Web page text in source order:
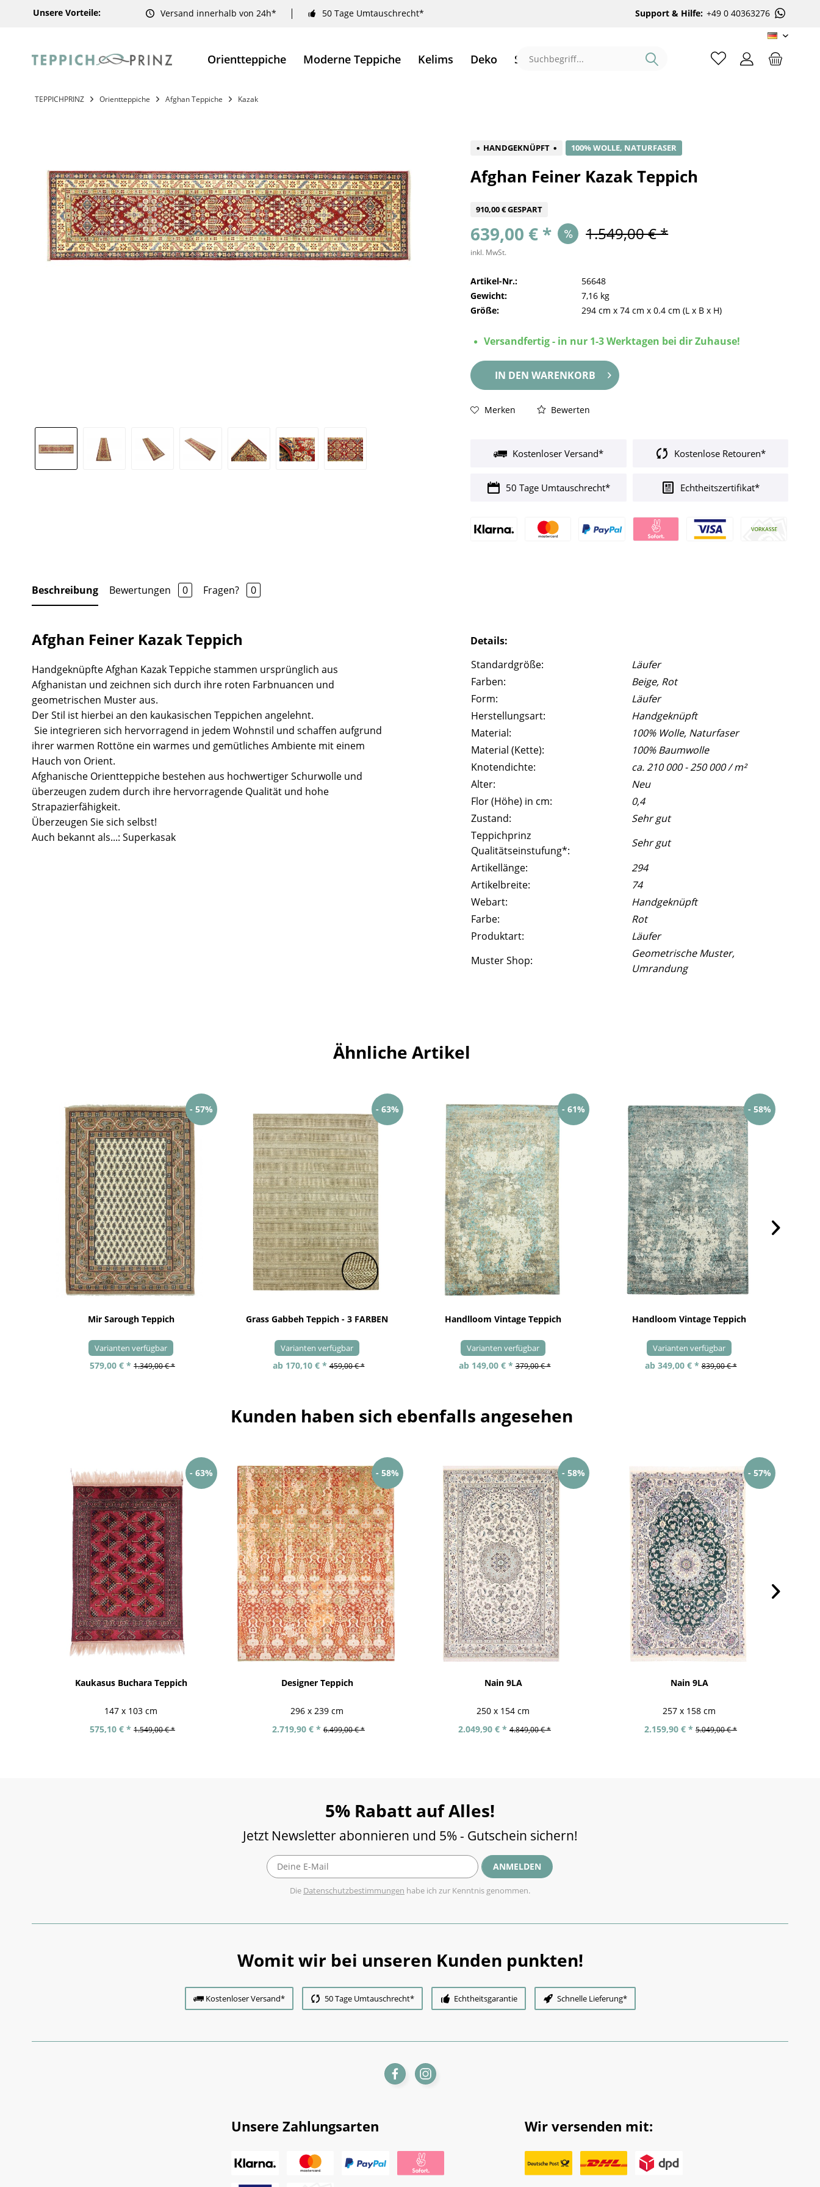
Unsere Vorteile: Versand innerhalb von 24h* 50 Tage Umtauschrecht* Support & Hilfe: +49 0 40363276
DE
Orientteppiche Moderne Teppiche Kelims Deko Sale %
TEPPICHPRINZ Orientteppiche Afghan Teppiche Kazak
HANDGEKNÜPFT 100% WOLLE, NATURFASER
Afghan Feiner Kazak Teppich
910,00 € GESPART
639,00 € * 1.549,00 € *
inkl. MwSt.
Artikel-Nr.:
56648
Gewicht:
7,16 kg
Größe:
294 cm x74 cm x0.4 cm (L x B x H)
Versandfertig - in nur 1-3 Werktagen bei dir Zuhause!
IN DEN WARENKORB
Merken Bewerten
Kostenloser Versand* Kostenlose Retouren*
50 Tage Umtauschrecht* Echtheitszertifikat*
Beschreibung Bewertungen 0 Fragen? 0
Afghan Feiner Kazak Teppich
Handgeknüpfte Afghan Kazak Teppiche stammen ursprünglich aus
Afghanistan und zeichnen sich durch ihre roten Farbnuancen und
geometrischen Muster aus.
Der Stil ist hierbei an den kaukasischen Teppichen angelehnt.
Sie integrieren sich hervorragend in jedem Wohnstil und schaffen aufgrund
ihrer warmen Rottöne ein warmes und gemütliches Ambiente mit einem
Hauch von Orient.
Afghanische Orientteppiche bestehen aus hochwertiger Schurwolle und
überzeugen zudem durch ihre hervorragende Qualität und hohe
Strapazierfähigkeit.
Überzeugen Sie sich selbst!
Auch bekannt als...: Superkasak
Details:
Standardgröße:
Läufer
Farben:
Beige, Rot
Form:
Läufer
Herstellungsart:
Handgeknüpft
Material:
100% Wolle, Naturfaser
Material (Kette):
100% Baumwolle
Knotendichte:
ca. 210 000 - 250 000 / m²
Alter:
Neu
Flor (Höhe) in cm:
0,4
Zustand:
Sehr gut
Teppichprinz
Qualitätseinstufung*:
Sehr gut
Artikellänge:
294
Artikelbreite:
74
Webart:
Handgeknüpft
Farbe:
Rot
Produktart:
Läufer
Muster Shop:
Geometrische Muster,
Umrandung
Ähnliche Artikel
- 57%
Mir Sarough Teppich
Varianten verfügbar
579,00 € * 1.349,00 € *
- 63%
Grass Gabbeh Teppich - 3 FARBEN
Varianten verfügbar
ab 170,10 € * 459,00 € *
- 61%
Handlloom Vintage Teppich
Varianten verfügbar
ab 149,00 € * 379,00 € *
- 58%
Handloom Vintage Teppich
Varianten verfügbar
ab 349,00 € * 839,00 € *
Kunden haben sich ebenfalls angesehen
- 63%
Kaukasus Buchara Teppich
147 x 103 cm
575,10 € * 1.549,00 € *
- 58%
Designer Teppich
296 x 239 cm
2.719,90 € * 6.499,00 € *
- 58%
Nain 9LA
250 x 154 cm
2.049,90 € * 4.849,00 € *
- 57%
Nain 9LA
257 x 158 cm
2.159,90 € * 5.049,00 € *
5% Rabatt auf Alles!
Jetzt Newsletter abonnieren und 5% - Gutschein sichern!
ANMELDEN
Die Datenschutzbestimmungen habe ich zur Kenntnis genommen.
Womit wir bei unseren Kunden punkten!
Kostenloser Versand* 50 Tage Umtauschrecht* Echtheitsgarantie Schnelle Lieferung*
Unsere Zahlungsarten Wir versenden mit: